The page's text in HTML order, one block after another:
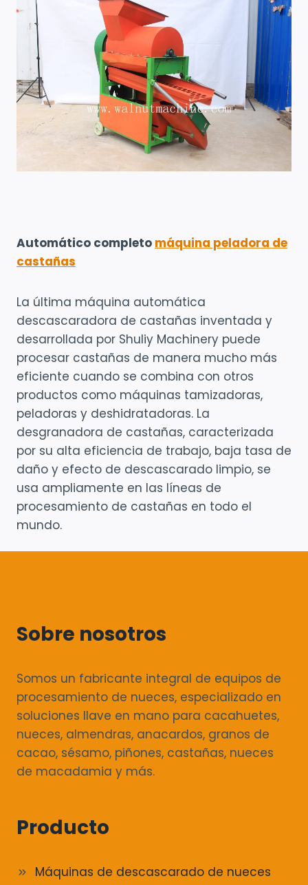
Automático completo máquina peladora de
castañas
La última máquina automática
descascaradora de castañas inventada y
desarrollada por Shuliy Machinery puede
procesar castañas de manera mucho más
eficiente cuando se combina con otros
productos como máquinas tamizadoras,
peladoras y deshidratadoras. La
desgranadora de castañas, caracterizada
por su alta eficiencia de trabajo, baja tasa de
daño y efecto de descascarado limpio, se
usa ampliamente en las líneas de
procesamiento de castañas en todo el
mundo.
Sobre nosotros
Somos un fabricante integral de equipos de
procesamiento de nueces, especializado en
soluciones llave en mano para cacahuetes,
nueces, almendras, anacardos, granos de
cacao, sésamo, piñones, castañas, nueces
de macadamia y más.
Producto
Máquinas de descascarado de nueces